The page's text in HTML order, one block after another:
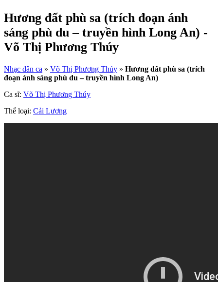
Hương đất phù sa (trích đoạn ánh
sáng phù du – truyền hình Long An) -
Võ Thị Phương Thúy
Nhạc dân ca » Võ Thị Phương Thúy » Hương đất phù sa (trích
đoạn ánh sáng phù du – truyền hình Long An)
Ca sĩ: Võ Thị Phương Thúy
Thể loại: Cải Lương